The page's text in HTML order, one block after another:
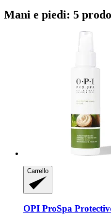
Mani e piedi: 5
Carrello
OPI ProSpa